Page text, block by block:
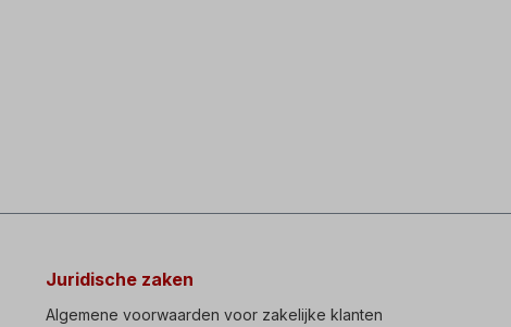
Juridische zaken
Algemene voorwaarden voor zakelijke klanten